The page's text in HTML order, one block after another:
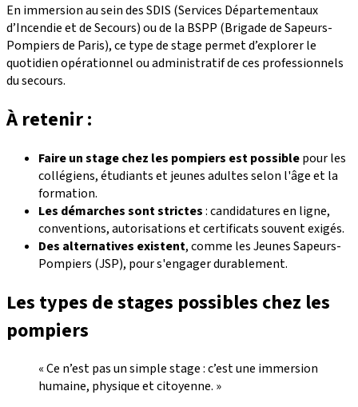
En immersion au sein des SDIS (Services Départementaux
d’Incendie et de Secours) ou de la BSPP (Brigade de Sapeurs-
Pompiers de Paris), ce type de stage permet d’explorer le
quotidien opérationnel ou administratif de ces professionnels
du secours.
À retenir :
Faire un stage chez les pompiers est possiblepour les
collégiens, étudiants et jeunes adultes selon l'âge et la
formation.
Les démarches sont strictes: candidatures en ligne,
conventions, autorisations et certificats souvent exigés.
Des alternatives existent, comme les Jeunes Sapeurs-
Pompiers (JSP), pour s'engager durablement.
Les types de stages possibles chez les
pompiers
« Ce n’est pas un simple stage : c’est une immersion
humaine, physique et citoyenne. »